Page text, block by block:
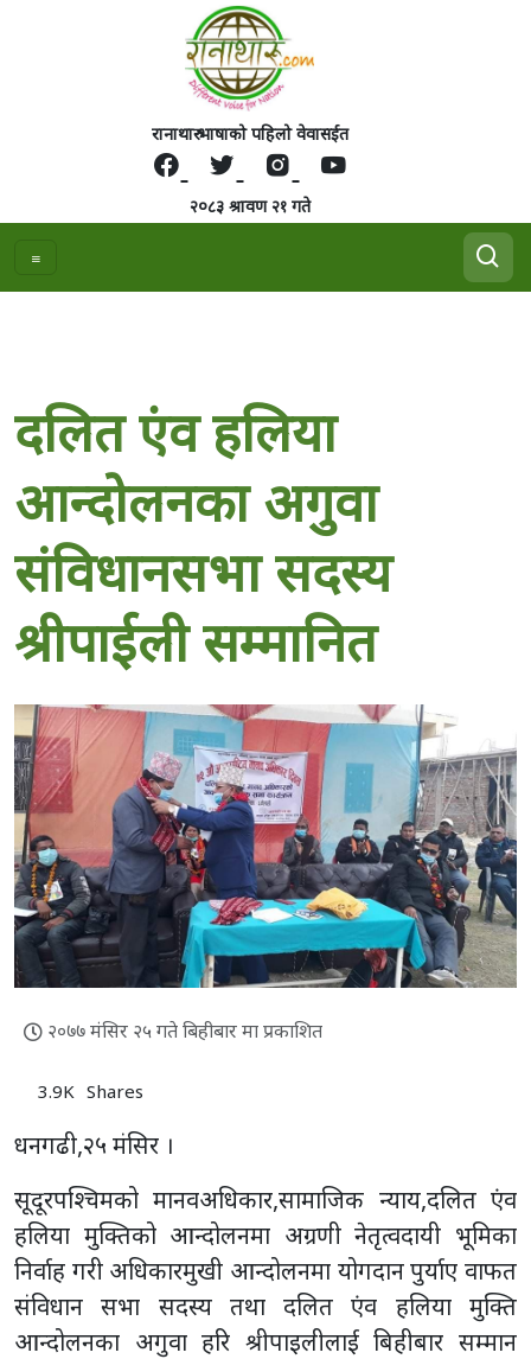
रानाथारु भाषाको पहिलो वेवासईत
२०८३ श्रावण २१ गते
दलित एंव हलिया
आन्दोलनका अगुवा
संविधानसभा सदस्य
श्रीपाईली सम्मानित
२०७७ मंसिर २५ गते बिहीबार मा प्रकाशित
3.9K Shares
धनगढी,२५ मंसिर ।
सूदूरपश्चिमको मानवअधिकार,सामाजिक न्याय,दलित एंव
हलिया मुक्तिको आन्दोलनमा अग्रणी नेतृत्वदायी भूमिका
निर्वाह गरी अधिकारमुखी आन्दोलनमा योगदान पुर्याए वाफत
संविधान सभा सदस्य तथा दलित एंव हलिया मुक्ति
आन्दोलनका अगुवा हरि श्रीपाइलीलाई बिहीबार सम्मान